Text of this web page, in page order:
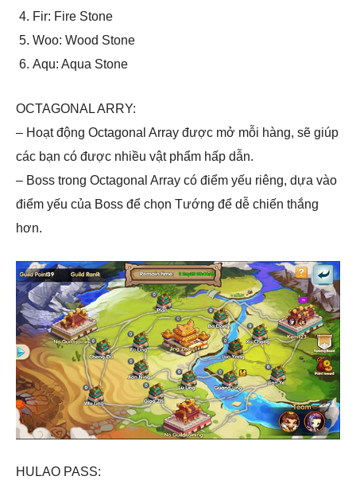
Fir: Fire Stone
Woo: Wood Stone
Aqu: Aqua Stone
OCTAGONAL ARRY:
– Hoạt động Octagonal Array được mở mỗi hàng, sẽ giúp
các bạn có được nhiều vật phẩm hấp dẫn.
– Boss trong Octagonal Array có điểm yếu riêng, dựa vào
điểm yếu của Boss để chọn Tướng để dễ chiến thắng
hơn.
HULAO PASS: